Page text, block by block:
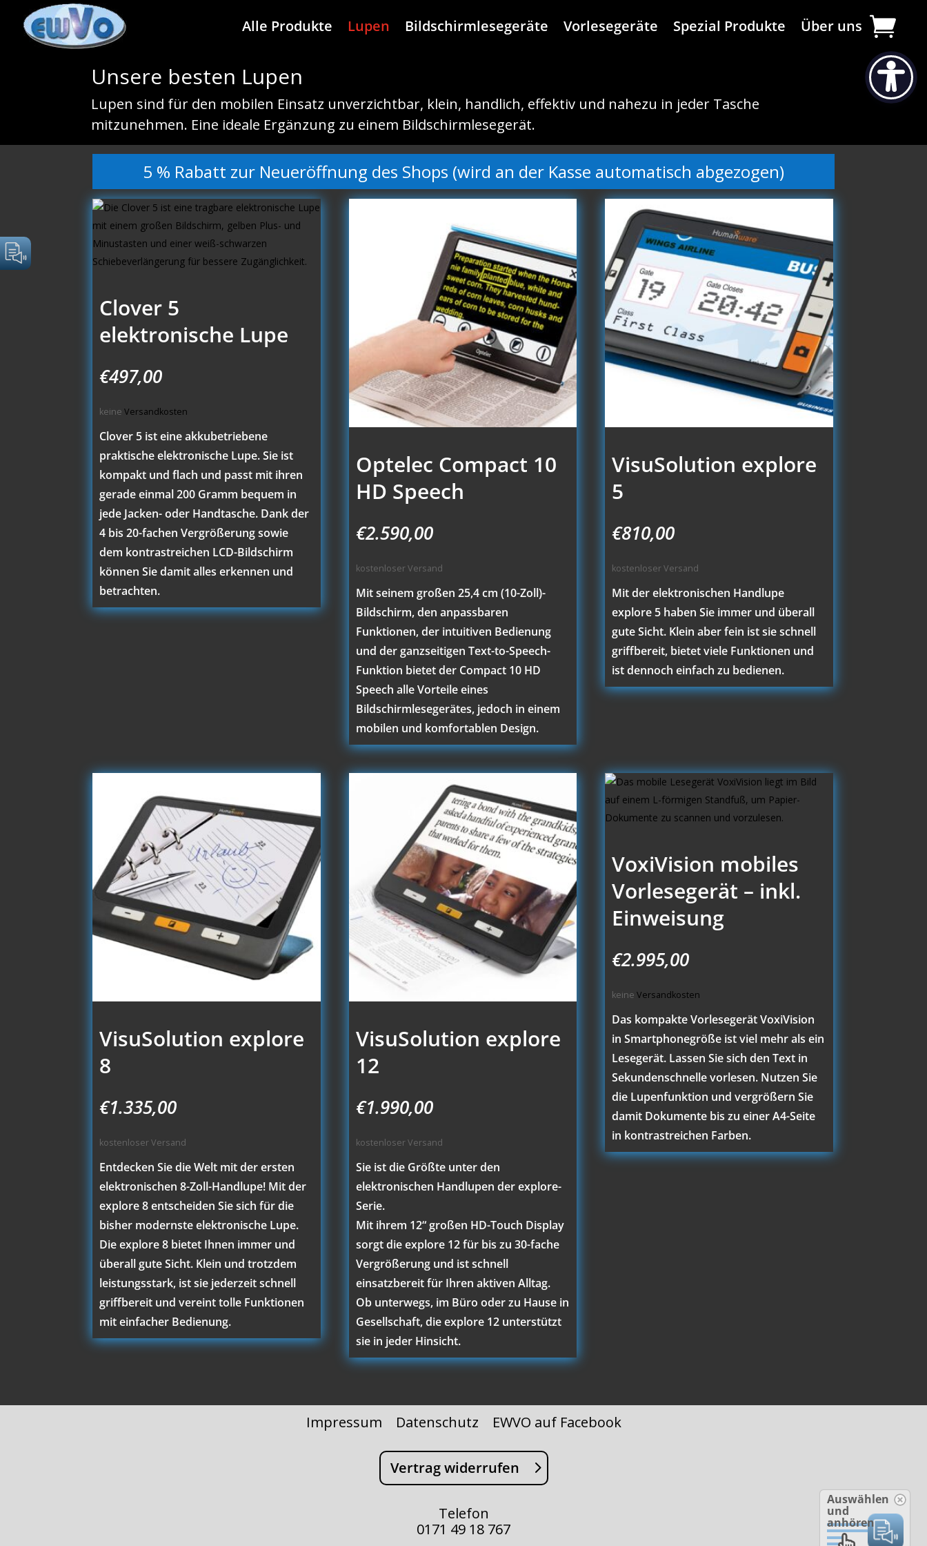
Alle Produkte Lupen Bildschirmlesegeräte Vorlesegeräte Spezial Produkte Über uns
Unsere besten Lupen
Lupen sind für den mobilen Einsatz unverzichtbar, klein, handlich, effektiv und nahezu in jeder Tasche
mitzunehmen. Eine ideale Ergänzung zu einem Bildschirmlesegerät.
5 % Rabatt zur Neueröffnung des Shops (wird an der Kasse automatisch abgezogen)
Clover 5
elektronische Lupe
€497,00
keineVersandkosten
Clover 5 ist eine akkubetriebene
praktische elektronische Lupe. Sie ist
kompakt und flach und passt mit ihren
gerade einmal 200 Gramm bequem in
jede Jacken- oder Handtasche. Dank der
4 bis 20-fachen Vergrößerung sowie
dem kontrastreichen LCD-Bildschirm
können Sie damit alles erkennen und
betrachten.
Optelec Compact 10
HD Speech
€2.590,00
kostenloser Versand
Mit seinem großen 25,4 cm (10-Zoll)-
Bildschirm, den anpassbaren
Funktionen, der intuitiven Bedienung
und der ganzseitigen Text-to-Speech-
Funktion bietet der Compact 10 HD
Speech alle Vorteile eines
Bildschirmlesegerätes, jedoch in einem
mobilen und komfortablen Design.
VisuSolution explore
5
€810,00
kostenloser Versand
Mit der elektronischen Handlupe
explore 5 haben Sie immer und überall
gute Sicht. Klein aber fein ist sie schnell
griffbereit, bietet viele Funktionen und
ist dennoch einfach zu bedienen.
VisuSolution explore
8
€1.335,00
kostenloser Versand
Entdecken Sie die Welt mit der ersten
elektronischen 8-Zoll-Handlupe! Mit der
explore 8 entscheiden Sie sich für die
bisher modernste elektronische Lupe.
Die explore 8 bietet Ihnen immer und
überall gute Sicht. Klein und trotzdem
leistungsstark, ist sie jederzeit schnell
griffbereit und vereint tolle Funktionen
mit einfacher Bedienung.
VisuSolution explore
12
€1.990,00
kostenloser Versand
Sie ist die Größte unter den
elektronischen Handlupen der explore-
Serie.
Mit ihrem 12“ großen HD-Touch Display
sorgt die explore 12 für bis zu 30-fache
Vergrößerung und ist schnell
einsatzbereit für Ihren aktiven Alltag.
Ob unterwegs, im Büro oder zu Hause in
Gesellschaft, die explore 12 unterstützt
sie in jeder Hinsicht.
VoxiVision mobiles
Vorlesegerät – inkl.
Einweisung
€2.995,00
keineVersandkosten
Das kompakte Vorlesegerät VoxiVision
in Smartphonegröße ist viel mehr als ein
Lesegerät. Lassen Sie sich den Text in
Sekundenschnelle vorlesen. Nutzen Sie
die Lupenfunktion und vergrößern Sie
damit Dokumente bis zu einer A4-Seite
in kontrastreichen Farben.
Impressum Datenschutz EWVO auf Facebook
Vertrag widerrufen
Telefon
0171 49 18 767
Auswählen
und
anhören